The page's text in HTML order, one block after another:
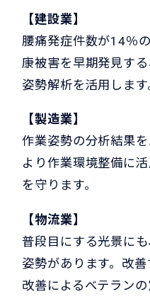
【建設業】
腰痛発症件数が14％
康被害を早期発見す
姿勢解析を活用します
【製造業】
作業姿勢の分析結果
より作業環境整備に
を守ります。
【物流業】
普段目にする光景に
姿勢があります。改
改善によるベテラン